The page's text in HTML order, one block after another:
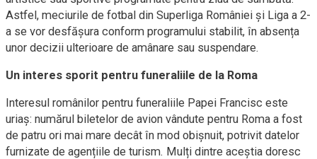
Astfel, meciurile de fotbal din Superliga României și Liga a 2-
a se vor desfășura conform programului stabilit, în absența
unor decizii ulterioare de amânare sau suspendare.
Un interes sporit pentru funeraliile de la Roma
Interesul românilor pentru funeraliile Papei Francisc este
uriaș: numărul biletelor de avion vândute pentru Roma a fost
de patru ori mai mare decât în mod obișnuit, potrivit datelor
furnizate de agențiile de turism. Mulți dintre aceștia doresc